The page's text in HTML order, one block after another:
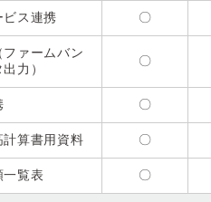
ス連携 〇
ァームバン
力）
〇
〇
計算書用資料 〇
一覧表 〇